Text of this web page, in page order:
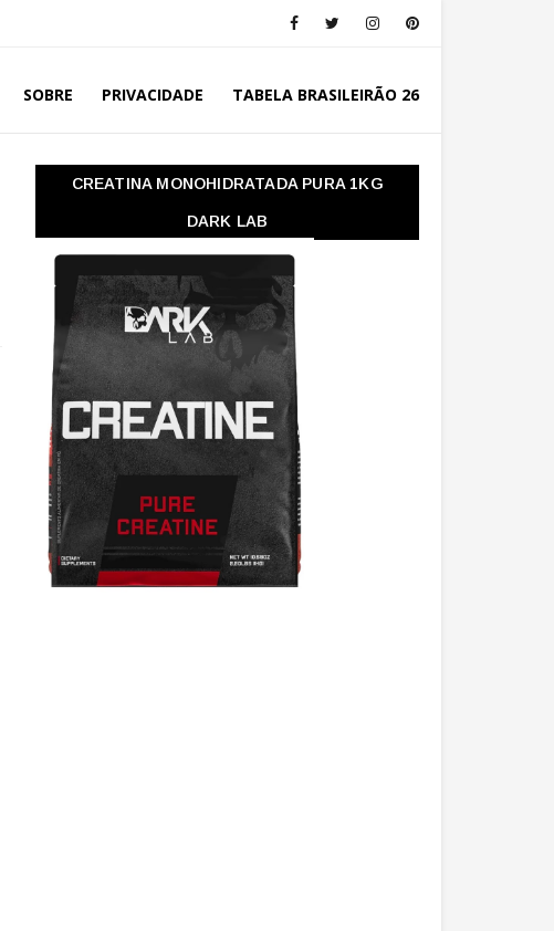
SOBRE PRIVACIDADE TABELA BRASILEIRÃO 26
CREATINA MONOHIDRATADA PURA 1KG
DARK LAB